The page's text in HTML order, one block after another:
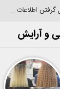
گرفتن اطلاعات...
و آرایش